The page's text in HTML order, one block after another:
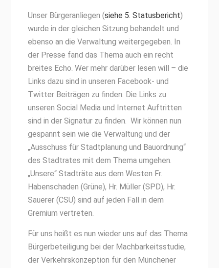
Unser Bürgeranliegen (siehe 5. Statusbericht)
wurde in der gleichen Sitzung behandelt und
ebenso an die Verwaltung weitergegeben. In
der Presse fand das Thema auch ein recht
breites Echo. Wer mehr darüber lesen will – die
Links dazu sind in unseren Facebook- und
Twitter Beiträgen zu finden. Die Links zu
unseren Social Media und Internet Auftritten
sind in der Signatur zu finden. Wir können nun
gespannt sein wie die Verwaltung und der
„Ausschuss für Stadtplanung und Bauordnung“
des Stadtrates mit dem Thema umgehen.
„Unsere“ Stadträte aus dem Westen Fr.
Habenschaden (Grüne), Hr. Müller (SPD), Hr.
Sauerer (CSU) sind auf jeden Fall in dem
Gremium vertreten.
Für uns heißt es nun wieder uns auf das Thema
Bürgerbeteiligung bei der Machbarkeitsstudie,
der Verkehrskonzeption für den Münchener